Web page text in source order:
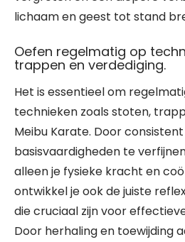
lichaam en geest tot stand
Oefen regelmatig op
trappen en verdediging.
Het is essentieel om
technieken zoals stoten,
Meibu Karate. Door
basisvaardigheden te
alleen je fysieke kracht en
ontwikkel je ook de juiste
die cruciaal zijn voor
Door herhaling en toewijding